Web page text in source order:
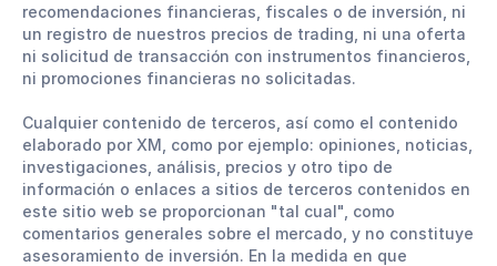
recomendaciones financieras, fiscales o de inversión, ni
un registro de nuestros precios de trading, ni una oferta
ni solicitud de transacción con instrumentos financieros,
ni promociones financieras no solicitadas.
Cualquier contenido de terceros, así como el contenido
elaborado por XM, como por ejemplo: opiniones, noticias,
investigaciones, análisis, precios y otro tipo de
información o enlaces a sitios de terceros contenidos en
este sitio web se proporcionan "tal cual", como
comentarios generales sobre el mercado, y no constituye
asesoramiento de inversión. En la medida en que